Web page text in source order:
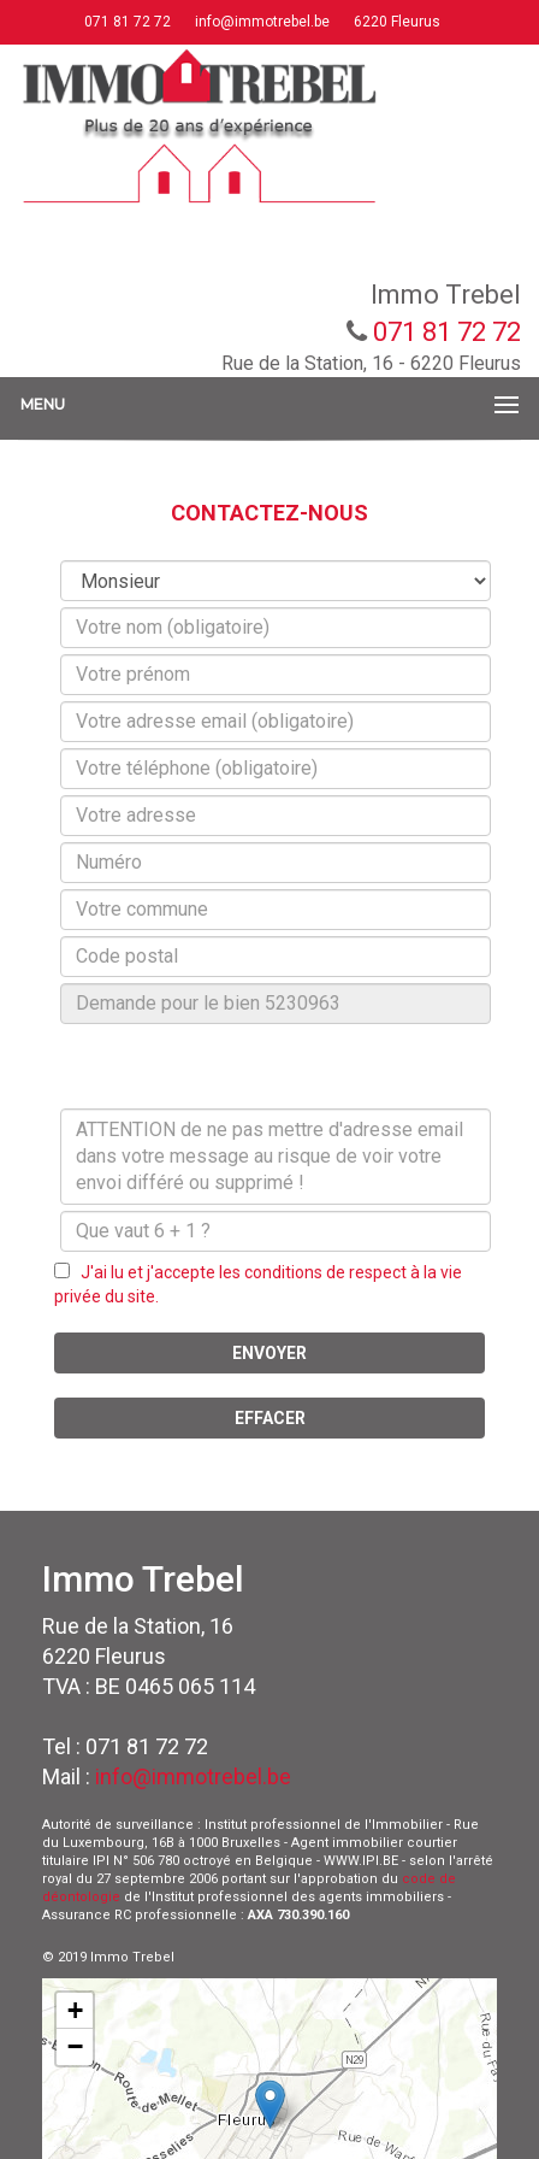
071 81 72 72 info@immotrebel.be 6220 Fleurus
Immo Trebel
071 81 72 72
Rue de la Station, 16 - 6220 Fleurus
MENU
CONTACTEZ-NOUS
J'ai lu et j'accepte les conditions de respect à la vie
privée du site.
ENVOYER
EFFACER
Immo Trebel
Rue de la Station, 16
6220 Fleurus
TVA : BE 0465 065 114
Tel : 071 81 72 72
Mail : info@immotrebel.be
Autorité de surveillance : Institut professionnel de l'Immobilier - Rue
du Luxembourg, 16B à 1000 Bruxelles - Agent immobilier courtier
titulaire IPI N° 506 780 octroyé en Belgique - WWW.IPI.BE - selon l'arrêté
royal du 27 septembre 2006 portant sur l'approbation du code de
déontologie de l'Institut professionnel des agents immobiliers -
Assurance RC professionnelle :AXA 730.390.160
© 2019 Immo Trebel
+
−